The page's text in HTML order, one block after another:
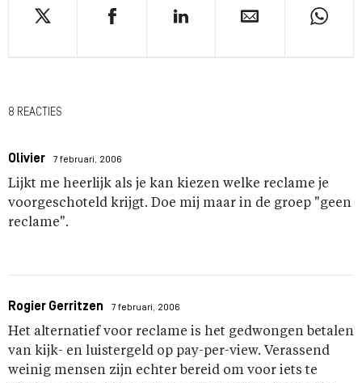
8 REACTIES
Olivier 7 februari, 2006
Lijkt me heerlijk als je kan kiezen welke reclame je
voorgeschoteld krijgt. Doe mij maar in de groep "geen
reclame".
Rogier Gerritzen 7 februari, 2006
Het alternatief voor reclame is het gedwongen betalen
van kijk- en luistergeld op pay-per-view. Verassend
weinig mensen zijn echter bereid om voor iets te